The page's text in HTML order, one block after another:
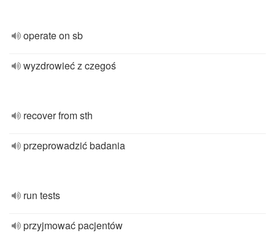
operate on sb
wyzdrowieć z czegoś
recover from sth
przeprowadzić badania
run tests
przyjmować pacjentów